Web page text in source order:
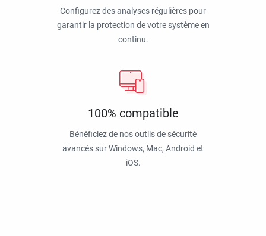
Configurez des analyses régulières pour
garantir la protection de votre système en
continu.
100% compatible
Bénéficiez de nos outils de sécurité
avancés sur Windows, Mac, Android et
iOS.